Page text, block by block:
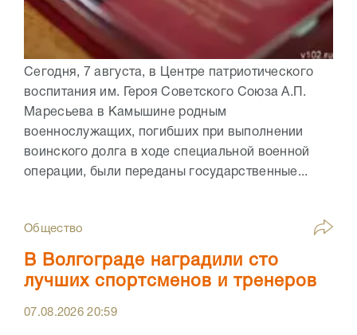
Сегодня, 7 августа, в Центре патриотического
воспитания им. Героя Советского Союза А.П.
Маресьева в Камышине родным
военнослужащих, погибших при выполнении
воинского долга в ходе специальной военной
операции, были переданы государственные...
Общество
В Волгограде наградили сто
лучших спортсменов и тренеров
07.08.202620:59